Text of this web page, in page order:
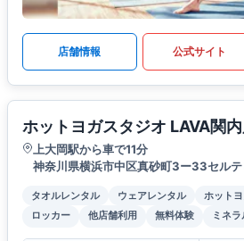
店舗情報 公式サイト
ホットヨガスタジオ LAVA関
上大岡駅から車で11分
神奈川県横浜市中区真砂町3ー33セル
タオルレンタル ウェアレンタル ホット
ロッカー
他店舗利用 無料体験 ミネ